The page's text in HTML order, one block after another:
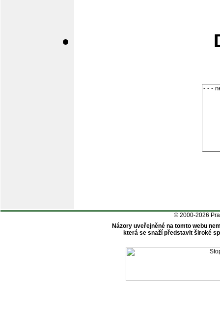
© 2000-2026
Názory uveřejněné na tomto webu
která se snaží představit široké